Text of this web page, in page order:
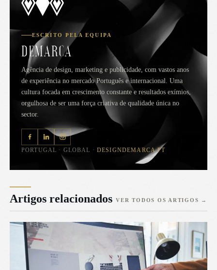
ESCRITO PELA EQUIPA
DEMARCA
Agência de design, marketing e publicidade, com vastos anos
de experiência no mercado Português e internacional. Uma
cultura focada em crescimento constante e resultados exímios,
orgulhosa de ser uma força criativa de qualidade única no
sector.
PORTUGAL · GLOBAL · DESIGNDEMARCA.PT
Artigos relacionados VER TODOS OS ARTIGOS →